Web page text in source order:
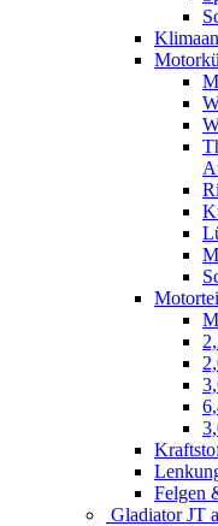
Felgen
Gladiator JT